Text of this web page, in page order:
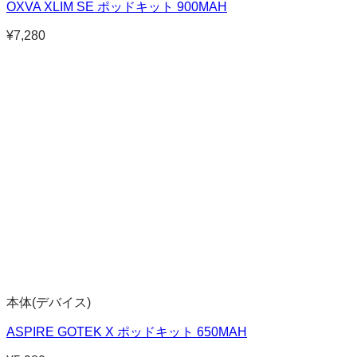
OXVA XLIM SE ポッドキット 900MAH
¥7,280
本体(デバイス)
ASPIRE GOTEK X ポッドキット 650MAH